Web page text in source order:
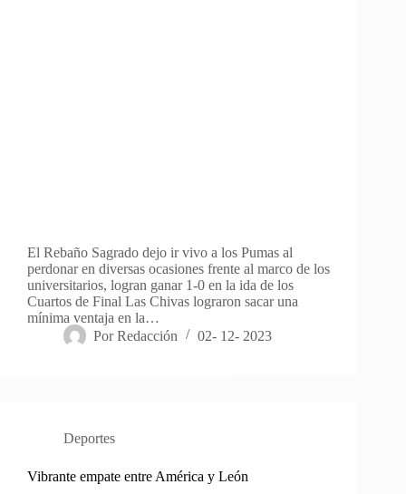
El Rebaño Sagrado dejo ir vivo a los Pumas al
perdonar en diversas ocasiones frente al marco de los
universitarios, logran ganar 1-0 en la ida de los
Cuartos de Final Las Chivas lograron sacar una
mínima ventaja en la…
Por Redacción 02- 12- 2023
Deportes
Vibrante empate entre América y León